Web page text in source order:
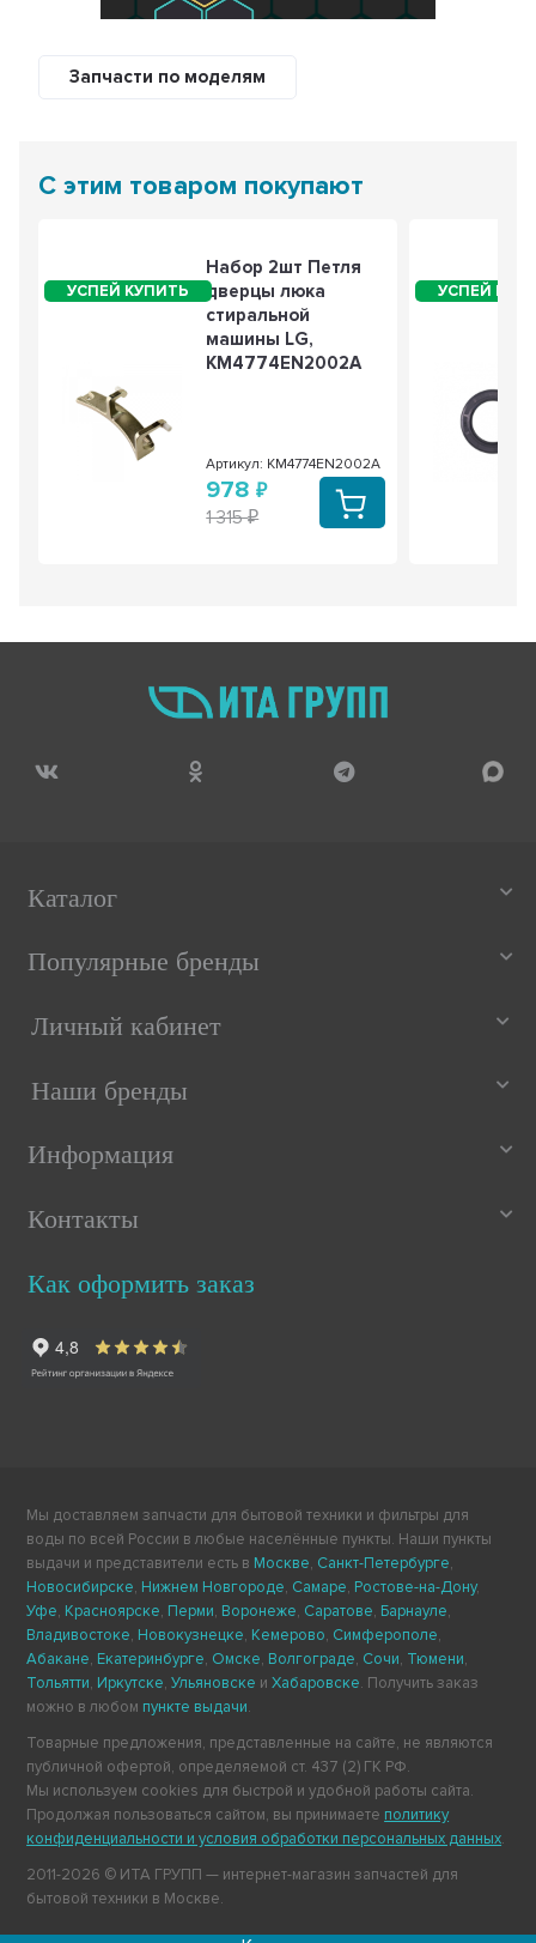
Запчасти по моделям
С этим товаром покупают
Набор 2шт Петля
дверцы люка
стиральной
машины LG,
KM4774EN2002A
Артикул: KM4774EN2002A
978
1 315
Каталог
Популярные бренды
Личный кабинет
Наши бренды
Информация
Контакты
Как оформить заказ
Мы доставляем запчасти для бытовой техники и фильтры для
воды по всей России в любые населённые пункты. Наши пункты
выдачи и представители есть в Москве, Санкт-Петербурге,
Новосибирске, Нижнем Новгороде, Самаре, Ростове-на-Дону,
Уфе, Красноярске, Перми, Воронеже, Саратове, Барнауле,
Владивостоке, Новокузнецке, Кемерово, Симферополе,
Абакане, Екатеринбурге, Омске, Волгограде, Сочи, Тюмени,
Тольятти, Иркутске,Ульяновске иХабаровске. Получить заказ
можно в любом пункте выдачи.
Товарные предложения, представленные на сайте, не являются
публичной офертой, определяемой ст. 437 (2) ГК РФ.
Мы используем cookies для быстрой и удобной работы сайта.
Продолжая пользоваться сайтом, вы принимаете политику
конфиденциальности и условия обработки персональных данных.
2011-2026 © ИТА ГРУПП — интернет-магазин запчастей для
бытовой техники в Москве.